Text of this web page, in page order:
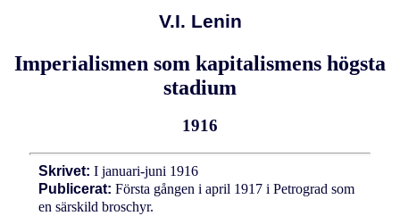
V.I. Lenin
Imperialismen som kapitalismens högsta
stadium
1916
Skrivet: I januari-juni 1916
Publicerat: Första gången i april 1917 i Petrograd som
en särskild broschyr.